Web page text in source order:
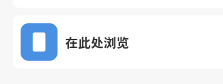
在此处浏览